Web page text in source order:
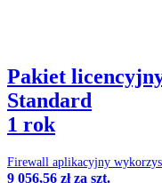
Pakiet
Standard
1 rok
Firewall aplikacyjny
9 056,56 złza szt.